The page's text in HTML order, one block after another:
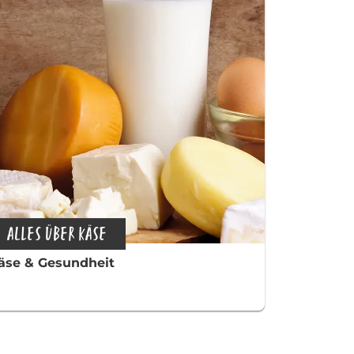
ALLES ÜBER KÄSE
& Gesundheit